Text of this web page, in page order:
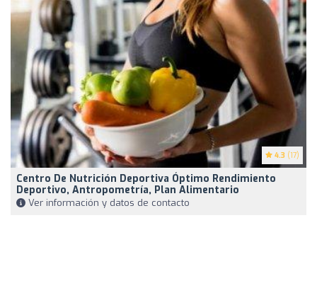
4.3 (17)
Centro De Nutrición Deportiva Óptimo Rendimiento
Deportivo, Antropometría, Plan Alimentario
Ver información y datos de contacto